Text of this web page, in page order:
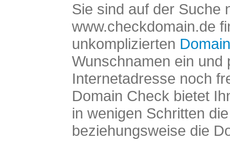
Sie sind auf der Suche
www.checkdomain.de
unkomplizierten
Wunschnamen ein und
Internetadresse noch
Domain Check bietet
in wenigen Schritten
beziehungsweise die